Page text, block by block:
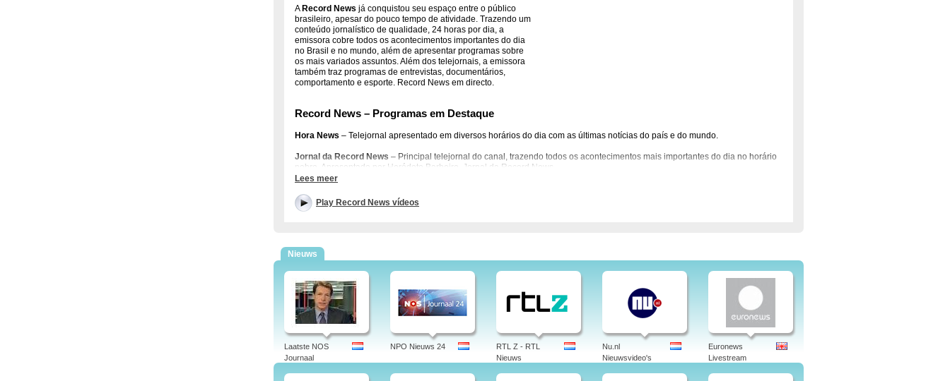
A Record News já conquistou seu espaço entre o público
brasileiro, apesar do pouco tempo de atividade. Trazendo um
conteúdo jornalístico de qualidade, 24 horas por dia, a
emissora cobre todos os acontecimentos importantes do dia
no Brasil e no mundo, além de apresentar programas sobre
os mais variados assuntos. Além dos telejornais, a emissora
também traz programas de entrevistas, documentários,
comportamento e esporte. Record News em directo.
Record News – Programas em Destaque
Hora News – Telejornal apresentado em diversos horários do dia com as últimas notícias do país e do mundo.
Jornal da Record News – Principal telejornal do canal, trazendo todos os acontecimentos mais importantes do dia no horário
nobre. Apresentado por Heródoto Barbeiro. Jornal da Record News.
temas atuais com convidados especiais. Entrevista Record -
Record News – Outros Programas
NaRecord News
, o telespectador também poderá assistir a programas como Câmera Record News, Eco Record News
Amazônia, NBlogs, Ressoar, Escola do Amor, À Prova de Tudo e vários outros.
Record News – Onde Assistir
território nacional. O canal também está disponível via TV por assinatura através da Net, Oi TV, Vivo TV e outras operadoras
regionais.
Programas: Record News Rural, Fala Brasil, Arquivo Record, Record News Paulista, Eco Record News, David Letterman,
Congresso Para O Sucesso.
Lees meer
Play Record News vídeos
Nieuws
Laatste NOS
Journaal
NPO Nieuws 24
RTL Z - RTL
Nieuws
Nu.nl
Nieuwsvideo's
Euronews
Livestream